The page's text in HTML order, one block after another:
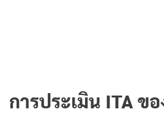
การประเมิน ITA ข